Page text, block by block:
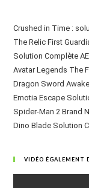
Crushed in Time :
The Relic First
Solution Complète
Avatar Legends The
Dragon Sword
Emotia Escape
Spider-Man 2 Brand
Dino Blade Solution
VIDÉO ÉGALEMENT